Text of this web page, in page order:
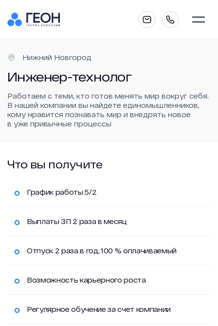
Главная
О компании
Каталог
Услуги
Проекты
Контакты
Нижний Новгород
Инженер-технолог
Работаем с теми, кто готов менять мир вокруг себя.
В нашей компании вы найдете единомышленников,
кому нравится познавать мир и внедрять новое
в уже привычные процессы
Что вы получите
График работы 5/2
Выплаты ЗП 2 раза в месяц
Отпуск 2 раза в год, 100 % оплачиваемый
Возможность карьерного роста
Регулярное обучение за счет компании